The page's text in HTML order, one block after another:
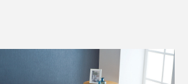
ネのような効果をもたせ、復元性と弾